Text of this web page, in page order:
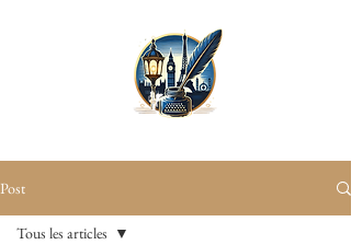
Post
Tous les articles